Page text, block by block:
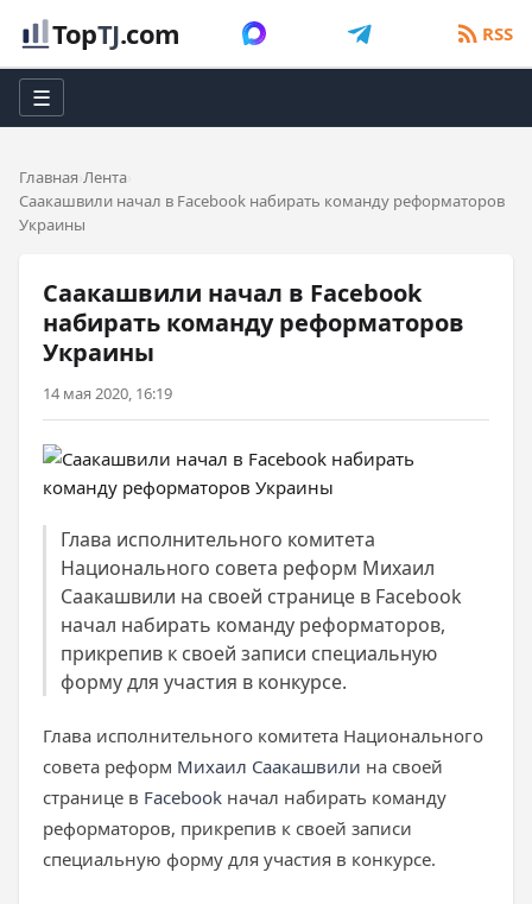
TopTJ.com RSS
☰
Главная Лента
Саакашвили начал в Facebook набирать команду реформаторов
Украины
Саакашвили начал в Facebook
набирать команду реформаторов
Украины
14 мая 2020, 16:19
Глава исполнительного комитета
Национального совета реформ Михаил
Саакашвили на своей странице в Facebook
начал набирать команду реформаторов,
прикрепив к своей записи специальную
форму для участия в конкурсе.
Глава исполнительного комитета Национального
совета реформ Михаил Саакашвили на своей
странице в Facebook начал набирать команду
реформаторов, прикрепив к своей записи
специальную форму для участия в конкурсе.